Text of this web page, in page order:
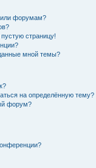
или форумам?
страницу!
мной темы?
на определённую тему?
форум?